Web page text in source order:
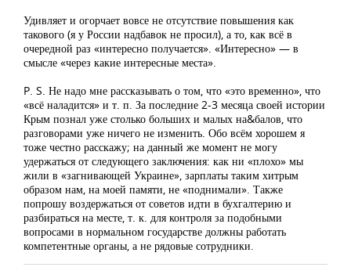
Удивляет и огорчает вовсе не отсутствие повышения как
такового (я у России надбавок не просил), а то, как всё в
очередной раз «интересно получается». «Интересно» — в
смысле «через какие интересные места».
P. S. Не надо мне рассказывать о том, что «это временно», что
«всё наладится» и т. п. За последние 2-3 месяца своей истории
Крым познал уже столько больших и малых на&балов, что
разговорами уже ничего не изменить. Обо всём хорошем я
тоже честно расскажу; на данный же момент не могу
удержаться от следующего заключения: как ни «плохо» мы
жили в «загнивающей Украине», зарплаты таким хитрым
образом нам, на моей памяти, не «поднимали». Также
попрошу воздержаться от советов идти в бухгалтерию и
разбираться на месте, т. к. для контроля за подобными
вопросами в нормальном государстве должны работать
компетентные органы, а не рядовые сотрудники.